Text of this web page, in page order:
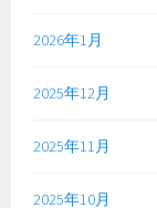
2026年1月
2025年12月
2025年11月
2025年10月